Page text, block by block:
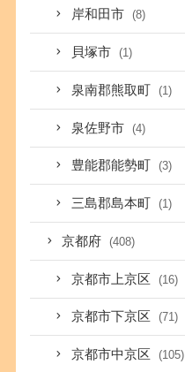
岸和田市 (8)
貝塚市 (1)
泉南郡熊取町 (1)
泉佐野市 (4)
豊能郡能勢町 (3)
三島郡島本町 (1)
京都府 (408)
京都市上京区 (16)
京都市下京区 (71)
京都市中京区 (105)